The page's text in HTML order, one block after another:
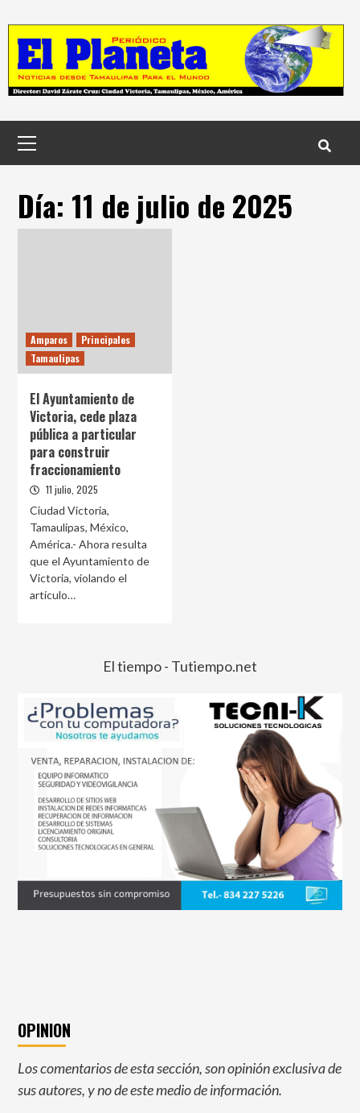
to
content
principal
Día: 11 de julio de 2025
Amparos
Principales
Tamaulipas
El Ayuntamiento de
Victoria, cede plaza
pública a particular
para construir
fraccionamiento
11 julio, 2025
Ciudad Victoria,
Tamaulipas, México,
América.- Ahora resulta
que el Ayuntamiento de
Victoria, violando el
artículo…
El tiempo - Tutiempo.net
OPINION
Los comentarios de esta sección, son opinión exclusiva de
sus autores, y no de este medio de información.